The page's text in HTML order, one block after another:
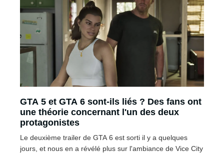
GTA 5 et GTA 6 sont-ils liés ? Des fans ont
une théorie concernant l'un des deux
protagonistes
Le deuxième trailer de GTA 6 est sorti il y a quelques
jours, et nous en a révélé plus sur l'ambiance de Vice City